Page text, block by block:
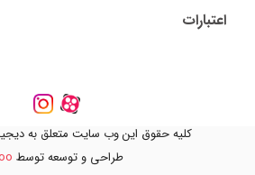
اعتبارات
کلیه حقوق این وب سایت متعلق به
طراحی و توسعه توسط